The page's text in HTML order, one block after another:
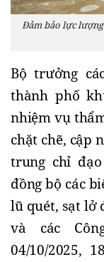
Đảm bảo lực
Bộ trưởng
thành phố
nhiệm vụ
chặt chẽ, cập
trung chỉ
đồng bộ các
lũ quét, sạt lở
và các
04/10/2025,